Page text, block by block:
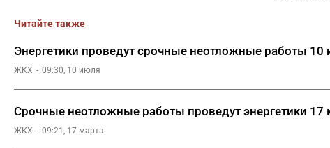
Читайте также
Энергетики проведут срочные неотложные работы 10
ЖКХ 09:30, 10 июля
Срочные неотложные работы проведут энергетики 17
ЖКХ 09:21, 17 марта